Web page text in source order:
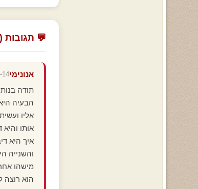
💬 תגובות (4)
אנונימי
תודה
הבעיה
אליו
אותו
איך היא
והשנייה
מישהו
הוא רוצה